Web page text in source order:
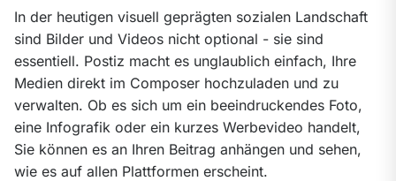
In der heutigen visuell geprägten sozialen Landschaft
sind Bilder und Videos nicht optional - sie sind
essentiell. Postiz macht es unglaublich einfach, Ihre
Medien direkt im Composer hochzuladen und zu
verwalten. Ob es sich um ein beeindruckendes Foto,
eine Infografik oder ein kurzes Werbevideo handelt,
Sie können es an Ihren Beitrag anhängen und sehen,
wie es auf allen Plattformen erscheint.